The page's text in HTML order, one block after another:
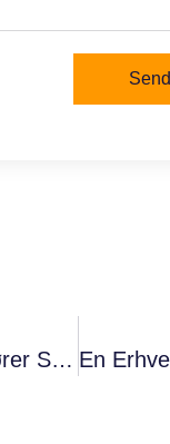
Send
Private Aktører Skal Stå For Jobformidling